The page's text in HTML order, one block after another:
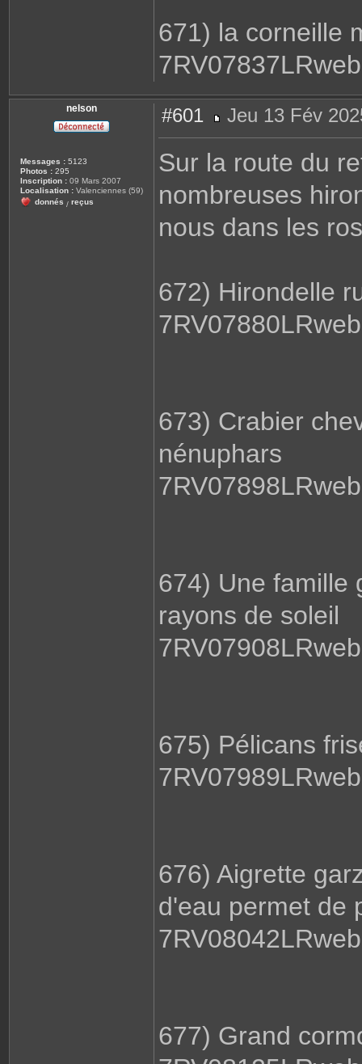
671) la corneille
nelson
Messages : 5123
Photos : 295
Inscription : 09 Mars 2007
Localisation : Valenciennes (59)
donnés / reçus
#601
e
a
Jeu 13 Fév
Sur la route du
nombreuses
nous dans les
672) Hirondelle
673) Crabier
nénuphars
674) Une famille
rayons de soleil
675) Pélicans
676) Aigrette
d'eau permet de
677) Grand